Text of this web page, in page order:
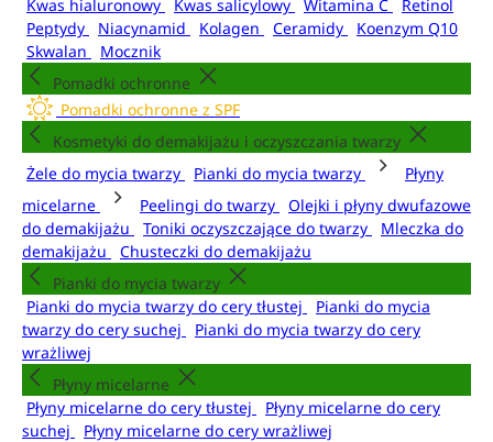
Kwas hialuronowy
Kwas salicylowy Witamina C
Retinol
Peptydy
Niacynamid Kolagen Ceramidy
Koenzym Q10
Skwalan
Mocznik
Pomadki ochronne
Pomadki ochronne z SPF
Kosmetyki do demakijażu i oczyszczania twarzy
Żele do mycia twarzy
Pianki do mycia twarzy
Płyny
micelarne
Peelingi do twarzy
Olejki i płyny dwufazowe
do demakijażu
Toniki oczyszczające do twarzy
Mleczka do
demakijażu
Chusteczki do demakijażu
Pianki do mycia twarzy
Pianki do mycia twarzy do cery tłustej
Pianki do mycia
twarzy do cery suchej
Pianki do mycia twarzy do cery
wrażliwej
Płyny micelarne
Płyny micelarne do cery tłustej
Płyny micelarne do cery
suchej
Płyny micelarne do cery wrażliwej